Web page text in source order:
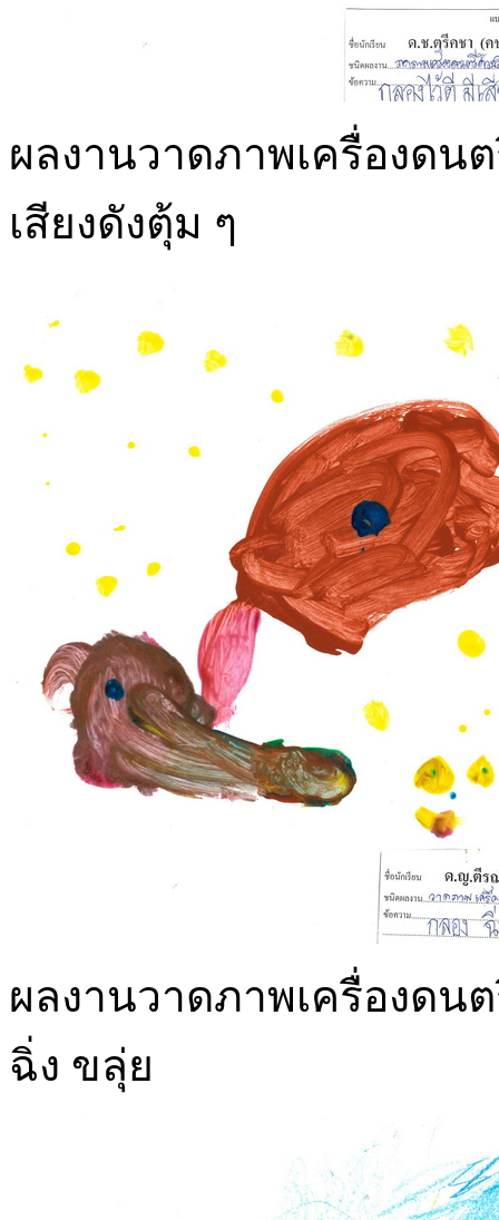
ผลงานวาดภาพเครื่องดน
เสียงดังตุ้ม ๆ
ผลงานวาดภาพเครื่องดน
ฉิ่ง ขลุ่ย